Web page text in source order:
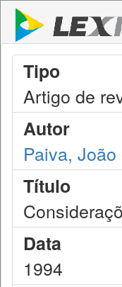
Tipo
Artigo de
Autor
Paiva,
Título
Data
1994